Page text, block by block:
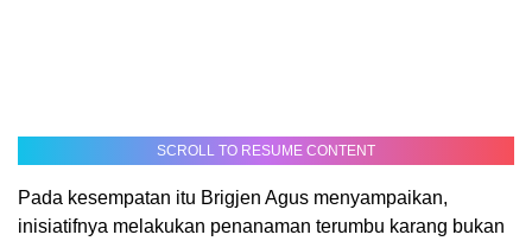
SCROLL TO RESUME CONTENT
Pada kesempatan itu Brigjen Agus menyampaikan,
inisiatifnya melakukan penanaman terumbu karang bukan